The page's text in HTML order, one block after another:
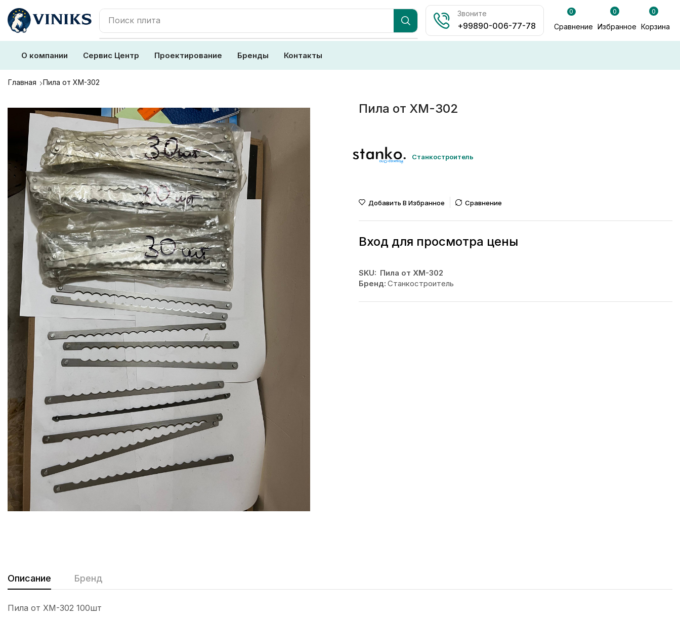
Поиск плита
Звоните
+99890-006-77-78
0
Сравнение
0
Избранное
0
Корзина
О компании Сервис Центр Проектирование Бренды Контакты
Главная Пила от ХМ-302
Пила от ХМ-302
Станкостроитель
Добавить В Избранное Сравнение
Вход для просмотра цены
SKU: Пила от ХМ-302
Бренд: Станкостроитель
Описание Бренд
Пила от ХМ-302 100шт